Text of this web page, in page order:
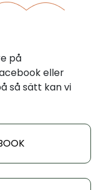
på
eller
så sätt kan vi